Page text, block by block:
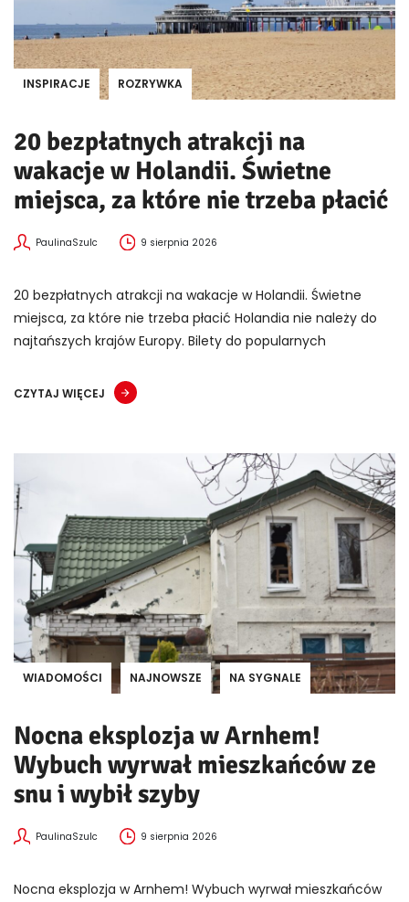
INSPIRACJE ROZRYWKA
20 bezpłatnych atrakcji na
wakacje w Holandii. Świetne
miejsca, za które nie trzeba płacić
PaulinaSzulc 9 sierpnia 2026
20 bezpłatnych atrakcji na wakacje w Holandii. Świetne
miejsca, za które nie trzeba płacić Holandia nie należy do
najtańszych krajów Europy. Bilety do popularnych
CZYTAJ WIĘCEJ
WIADOMOŚCI NAJNOWSZE NA SYGNALE
Nocna eksplozja w Arnhem!
Wybuch wyrwał mieszkańców ze
snu i wybił szyby
PaulinaSzulc 9 sierpnia 2026
Nocna eksplozja w Arnhem! Wybuch wyrwał mieszkańców